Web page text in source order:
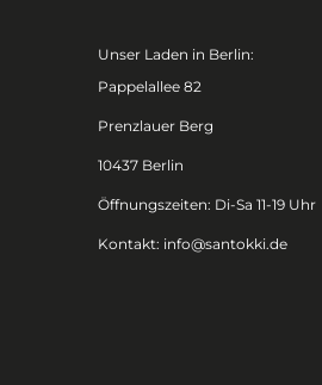
Unser Laden in Berlin:
Pappelallee 82
Prenzlauer Berg
10437 Berlin
Öffnungszeiten: Di-Sa 11-19 Uhr
Kontakt: info@santokki.de